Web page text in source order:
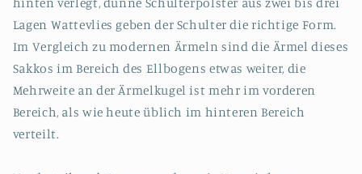
Lagen Wattevlies geben der Schulter die richtige Form.
Im Vergleich zu modernen Ärmeln sind die Ärmel dieses
Sakkos im Bereich des Ellbogens etwas weiter, die
Mehrweite an der Ärmelkugel ist mehr im vorderen
Bereich, als wie heute üblich im hinteren Bereich
verteilt.